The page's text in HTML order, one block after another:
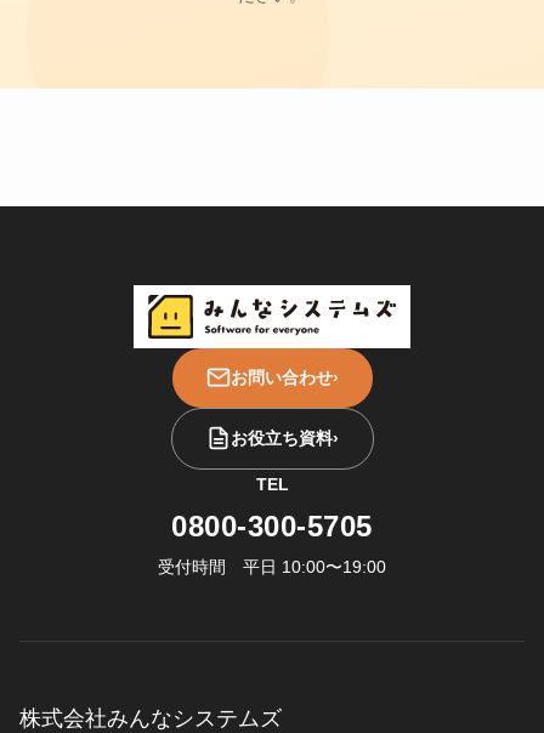
お問い合わせ›
お役立ち資料›
TEL
0800-300-5705
受付時間 平日 10:00〜19:00
株式会社みんなシステムズ